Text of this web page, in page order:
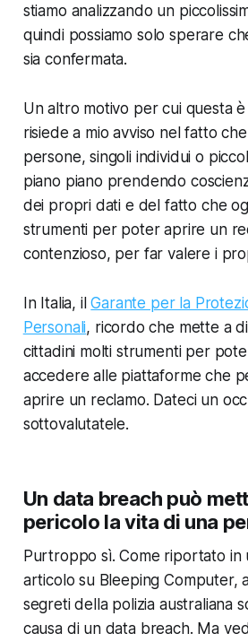
stiamo analizzando un
quindi possiamo solo sperare
sia confermata.
Un altro motivo per cui questa
risiede a mio avviso nel fatto
persone, singoli individui o
piano piano prendendo
dei propri dati e del fatto che
strumenti per poter aprire un
contenzioso, per far valere i
In Italia, ilGarante per la
Personali, ricordo che mette a
cittadini molti strumenti per
accedere alle piattaforme che
aprire un reclamo. Dateci un
sottovalutatele.
Un data breach può
pericolo la vita di una
Purtroppo sì. Come riportato in
articolo su Bleeping Computer,
segreti della polizia australiana
causa di un data breach. Ma